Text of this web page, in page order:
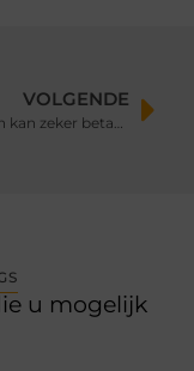
VOLGENDE
Webdesign kan zeker betaalbaar
u mogelijk